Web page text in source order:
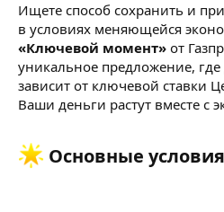
Ищете способ сохранить и
в условиях меняющейся
«Ключевой момент» от
уникальное предложение,
зависит от ключевой ставки
Ваши деньги растут вместе с
Основные условия​